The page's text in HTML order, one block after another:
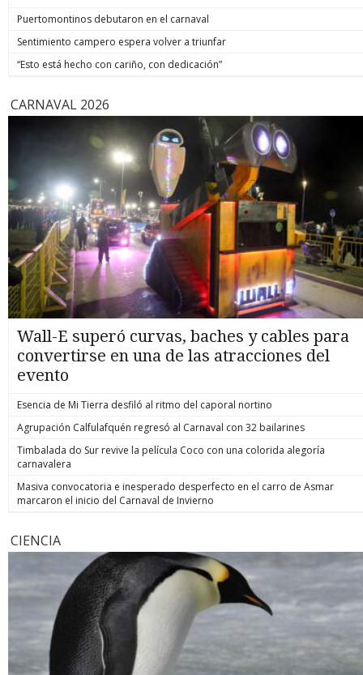
Puertomontinos debutaron en el carnaval
Sentimiento campero espera volver a triunfar
“Esto está hecho con cariño, con dedicación”
CARNAVAL 2026
Wall-E superó curvas, baches y cables para
convertirse en una de las atracciones del
evento
Esencia de Mi Tierra desfiló al ritmo del caporal nortino
Agrupación Calfulafquén regresó al Carnaval con 32 bailarines
Timbalada do Sur revive la película Coco con una colorida alegoría
carnavalera
Masiva convocatoria e inesperado desperfecto en el carro de Asmar
marcaron el inicio del Carnaval de Invierno
CIENCIA